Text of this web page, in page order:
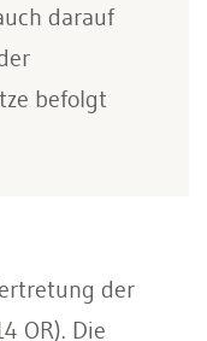
darauf
befolgt
der
OR). Die